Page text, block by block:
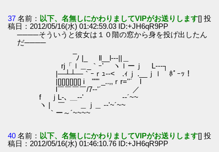
37 名前： 以下、名無しにかわりましてVIPがお送りします[] 投
稿日：2012/05/16(水) 01:42:59.03 ID:+JH6qR9PP
────そういうと彼女は１０階の窓から身を投げ出したん
だ────
ﾉ |_ ll__l---||＿
rj「ｌ＿_｀ｰ' ヽｌーｊ L---┐
|―┴┴―｀ｰｒｭ-‐<￣.ｨｊ .__ｊｌ ﾎﾟｰｯ！
|[][][][][][] i """ _..,,ｒr=''´ l
l￣￣￣￣/7-‐'´ ／
f ｊL-､ ＿-‐' -‐´~~
ヽ | ￣ ＿ｊ＿ -‐'~´~~
｀ー～´~~~~
40 名前： 以下、名無しにかわりましてVIPがお送りします[] 投
稿日：2012/05/16(水) 01:46:10.76 ID:+JH6qR9PP